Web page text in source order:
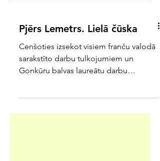
Pjērs Lemetrs. Lielā čūska
Cenšoties izsekot visiem franču valodā